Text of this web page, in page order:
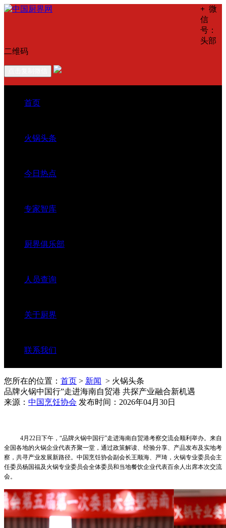
+ 微
信
号：
头部
二维码
首页
火锅头条
今日热点
专家智库
厨界俱乐部
人员查询
关于厨界
联系我们
您所在的位置： 首页 > 新闻 > 火锅头条
品牌火锅中国行”走进海南自贸港 共探产业融合新机遇
来源： 中国烹饪协会 发布时间：2026年04月30日
4月22日下午，“品牌火锅中国行”走进海南自贸港考察交流会顺利举办。来自
全国各地的火锅企业代表齐聚一堂，通过政策解读、经验分享、产品发布及实地考
察，共寻产业发展新路径。中国烹饪协会副会长王顺海、严琦，火锅专业委员会主
任委员杨国福及火锅专业委员会全体委员和当地餐饮企业代表百余人出席本次交流
会。